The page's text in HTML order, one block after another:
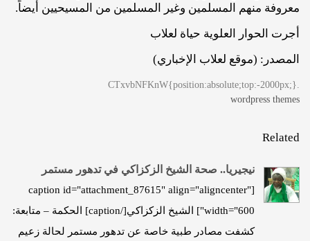
معروفة منهم المسلمين وغير المسلمين من المسيحيين أيضاً.
أجرت الحوار العلوية حياة لعلاب
المصدر: (موقع لعلاب الإخباري)
wordpress themes
Related
نيجيريا.. صحة الشيخ الزكزاكي في تدهور مستمر
[caption id="attachment_87615" align="aligncenter"
width="600"] الشيخ الزكزاكي[/caption] الحكمة – متابعة:
كشفت مصادر طبية خاصة عن تدهور مستمر لحالة زعيم